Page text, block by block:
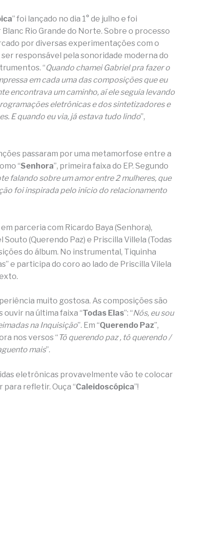
” foi lançado no dia 1° de julho e foi
Rio Grande do Norte. Sobre o processo
por diversas experimentações com o
responsável pela sonoridade moderna do
“Quando chamei Gabriel pra fazer o
em cada uma das composições que eu
encontrava um caminho, aí ele seguia levando
eletrônicas e dos sintetizadores e
E quando eu via, já estava tudo lindo”,
passaram por uma metamorfose entre a
“Senhora”, primeira faixa do EP. Segundo
falando sobre um amor entre 2 mulheres, que
foi inspirada pelo início do relacionamento
parceria com Ricardo Baya (Senhora),
Souto (Querendo Paz) e Priscilla Villela (Todas
do álbum. No instrumental, Tiquinha
e participa do coro ao lado de Priscilla Vilela
muito gostosa. As composições são
na última faixa “Todas Elas”: “Nós, eu sou
na Inquisição”. Em “Querendo Paz”,
nos versos “ Tô querendo paz , tô querendo /
mais”.
eletrônicas provavelmente vão te colocar
para refletir. Ouça “Caleidoscópica”!